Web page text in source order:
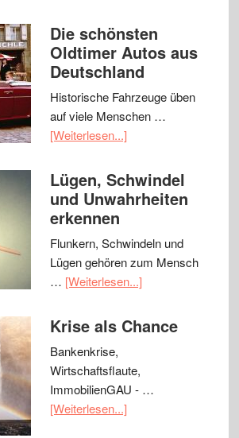
Die schönsten
Oldtimer Autos aus
Deutschland
Historische Fahrzeuge üben
auf viele Menschen …
[Weiterlesen...]
Lügen, Schwindel
und Unwahrheiten
erkennen
Flunkern, Schwindeln und
Lügen gehören zum Mensch
… [Weiterlesen...]
Krise als Chance
Bankenkrise,
Wirtschaftsflaute,
ImmobilienGAU - …
[Weiterlesen...]